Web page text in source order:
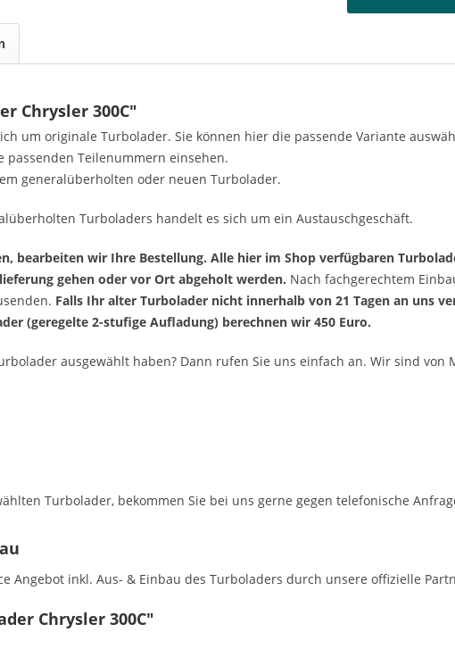
Chrysler 300C"
um originale Turbolader. Sie können hier die passende Variante
passenden Teilenummern einsehen.
generalüberholten oder neuen Turbolader.
Turboladers handelt es sich um ein Austauschgeschäft.
bearbeiten wir Ihre Bestellung. Alle hier im Shop verfügbaren
gehen oder vor Ort abgeholt werden. Nach fachgerechtem
Falls Ihr alter Turbolader nicht innerhalb von 21 Tagen an uns
(geregelte 2-stufige Aufladung) berechnen wir 450 Euro.
ausgewählt haben? Dann rufen Sie uns einfach an. Wir sind von
Turbolader, bekommen Sie bei uns gerne gegen telefonische
Angebot inkl. Aus- & Einbau des Turboladers durch unsere offizielle
Chrysler 300C"